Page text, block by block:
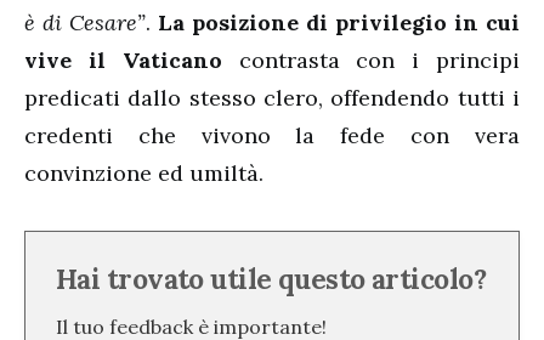
è di Cesare”. La posizione di privilegio in cui
vive il Vaticano contrasta con i principi
predicati dallo stesso clero, offendendo tutti i
credenti che vivono la fede con vera
convinzione ed umiltà.
Hai trovato utile questo articolo?
Il tuo feedback è importante!